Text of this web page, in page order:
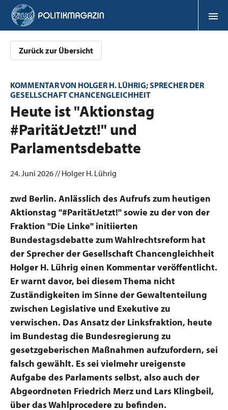
Zurück zur Übersicht
KOMMENTAR VON HOLGER H. LÜHRIG; SPRECHER DER
GESELLSCHAFT CHANCENGLEICHHEIT
:Heute ist "Aktionstag
#ParitätJetzt!" und
Parlamentsdebatte
24. Juni 2026 // Holger H. Lührig
zwd Berlin. Anlässlich des Aufrufs zum heutigen
Aktionstag "#ParitätJetzt!" sowie zu der von der
Fraktion "Die Linke" initiierten
Bundestagsdebatte zum Wahlrechtsreform hat
der Sprecher der Gesellschaft Chancengleichheit
Holger H. Lührig einen Kommentar veröffentlicht.
Er warnt davor, bei diesem Thema nicht
Zuständigkeiten im Sinne der Gewaltenteilung
zwischen Legislative und Exekutive zu
verwischen. Das Ansatz der Linksfraktion, heute
im Bundestag die Bundesregierung zu
gesetzgeberischen Maßnahmen aufzufordern, sei
falsch gewählt. Es sei vielmehr ureigenste
Aufgabe des Parlaments selbst, also auch der
Abgeordneten Friedrich Merz und Lars Klingbeil,
über das Wahlprocedere zu befinden.